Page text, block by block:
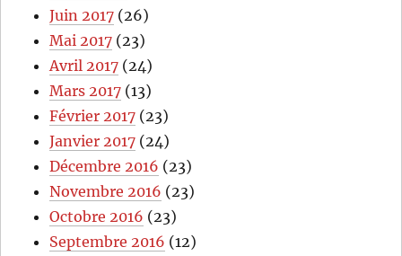
Juin 2017 (26)
Mai 2017 (23)
Avril 2017 (24)
Mars 2017 (13)
Février 2017 (23)
Janvier 2017 (24)
Décembre 2016 (23)
Novembre 2016 (23)
Octobre 2016 (23)
Septembre 2016 (12)